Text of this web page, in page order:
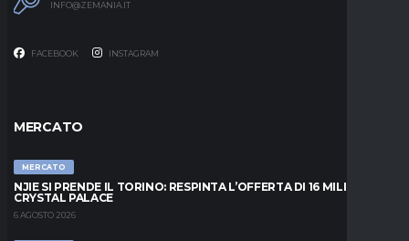
INFO@ZEMANIA.IT
FACEBOOK INSTAGRAM
MERCATO
MERCATO
NJIE SI PRENDE IL TORINO: RESPINTA L’OFFERTA DI 16 MILIONI DAL
CRYSTAL PALACE
6 AGOSTO 2026